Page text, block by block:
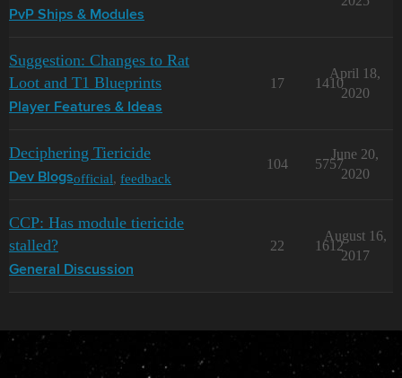
PvP Ships & Modules
Suggestion: Changes to Rat
Loot and T1 Blueprints
Player Features & Ideas
17 1410
April 18,
2020
Deciphering Tiericide
Dev Blogsofficial, feedback
104 5757
June 20,
2020
CCP: Has module tiericide
stalled?
General Discussion
22 1612
August 16,
2017